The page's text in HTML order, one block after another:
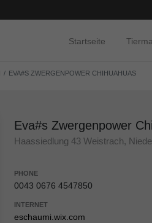
Startseite
EVA#S ZWERGENPOWER CHIHUAHUAS
Eva#s Zwergenpower
Haassiedlung 43 Weistrach,
PHONE
0043 0676 4547850
INTERNET
eschaumi.wix.com